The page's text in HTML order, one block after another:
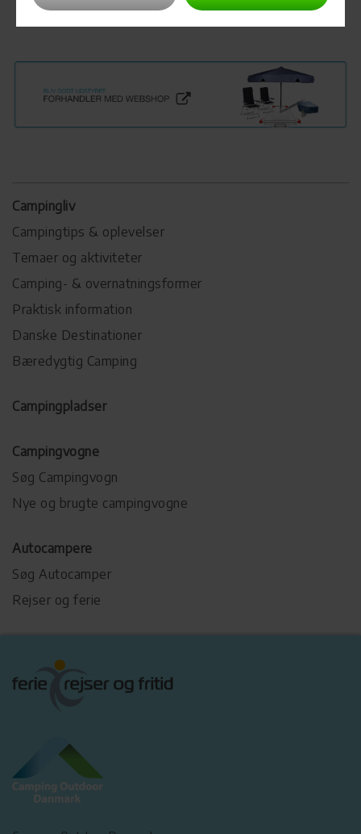
Campingliv
Campingtips & oplevelser
Temaer og aktiviteter
Camping- & overnatningsformer
Praktisk information
Danske Destinationer
Bæredygtig Camping
Campingpladser
Campingvogne
Søg Campingvogn
Nye og brugte campingvogne
Autocampere
Søg Autocamper
Rejser og ferie